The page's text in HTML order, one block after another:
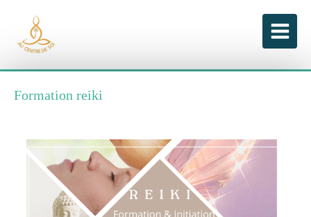
Formation reiki